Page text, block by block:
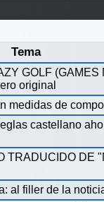
Tema
GOLF (GAMES
original
medidas de
castellano
TRADUCIDO DE
al filler de la